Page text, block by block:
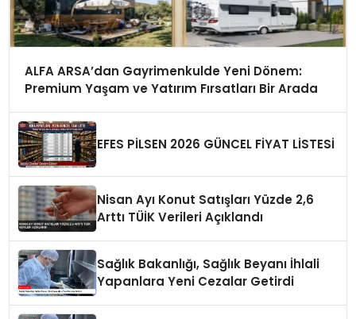
ALFA ARSA’dan Gayrimenkulde Yeni Dönem:
Premium Yaşam ve Yatırım Fırsatları Bir Arada
EFES PİLSEN 2026 GÜNCEL FİYAT LİSTESİ
Nisan Ayı Konut Satışları Yüzde 2,6
Arttı TÜİK Verileri Açıklandı
Sağlık Bakanlığı, Sağlık Beyanı İhlali
Yapanlara Yeni Cezalar Getirdi